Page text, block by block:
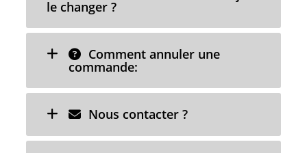
le changer ?
Comment annuler une
commande:
Nous contacter ?